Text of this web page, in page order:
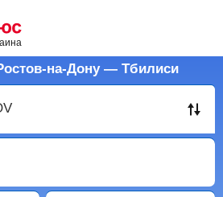
на-Дону — Тбилиси